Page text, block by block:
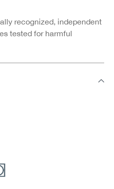
recognized, independent
tested for harmful